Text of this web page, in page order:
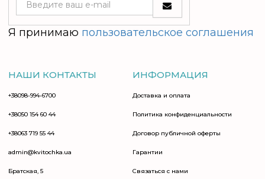
Я принимаю пользовательское соглашения
НАШИ КОНТАКТЫ
+38098-994-6700
+38050 154 60 44
+38063 719 55 44
admin@kvitochka.ua
Братская, 5
ИНФОРМАЦИЯ
Доставка и оплата
Политика конфиденциальности
Договор публичной оферты
Гарантии
Связаться с нами